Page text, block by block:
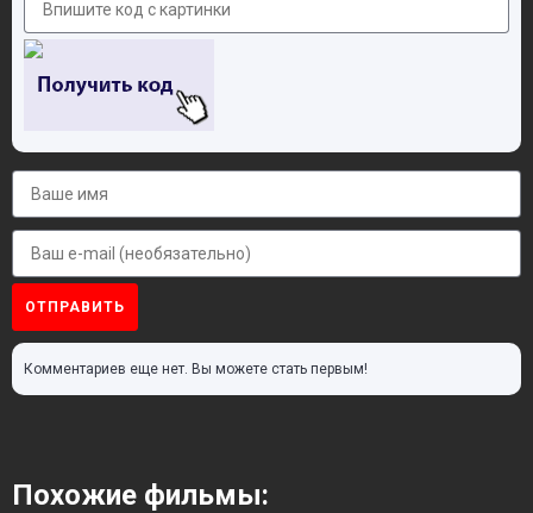
ОТПРАВИТЬ
Комментариев еще нет. Вы можете стать первым!
Похожие фильмы: